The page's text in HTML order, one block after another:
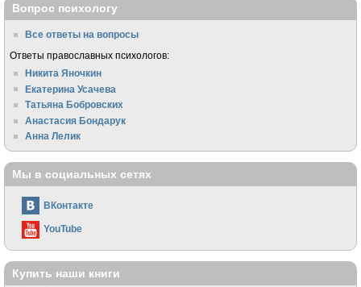
Вопрос психологу
Все ответы на вопросы
Ответы православных психологов:
Никита Яночкин
Екатерина Усачева
Татьяна Бобровских
Анастасия Бондарук
Анна Лелик
Мы в социальных сетях
ВКонтакте
YouTube
Купить наши книги